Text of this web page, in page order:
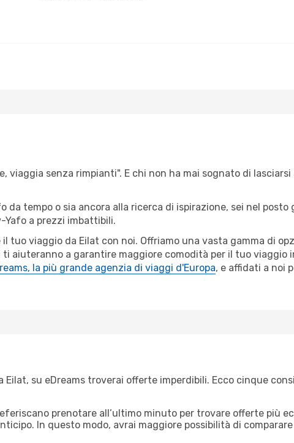
viaggia senza rimpianti". E chi non ha mai sognato di
tempo o sia ancora alla ricerca di ispirazione, sei nel posto
Yafo a prezzi imbattibili.
tuo viaggio da Eilat con noi. Offriamo una vasta gamma di
aiuteranno a garantire maggiore comodità per il tuo viaggio
la più grande agenzia di viaggi d'Europa, e affidati a noi
Eilat, su eDreams troverai offerte imperdibili. Ecco cinque
prenotare all’ultimo minuto per trovare offerte più
In questo modo, avrai maggiore possibilità di